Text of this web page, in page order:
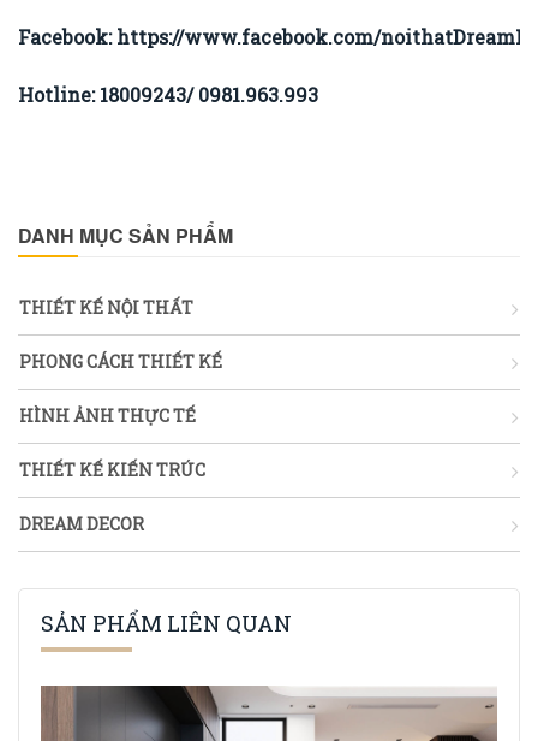
Facebook:https://www.facebook.com/
Hotline: 18009243/ 0981.963.993
DANH MỤC SẢN PHẨM
THIẾT KẾ NỘI THẤT
PHONG CÁCH THIẾT KẾ
HÌNH ẢNH THỰC TẾ
THIẾT KẾ KIẾN TRÚC
DREAM DECOR
SẢN PHẨM LIÊN QUAN